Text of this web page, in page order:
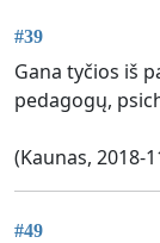
#39
Gana tyčios iš
pedagogų,
(Kaunas, 2018-
#49